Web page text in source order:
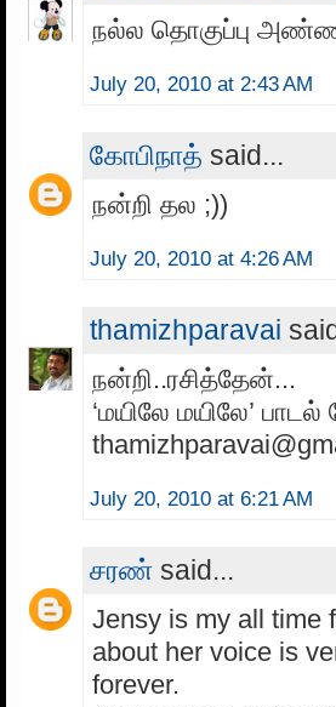
நல்ல தொகுப்பு
July 20, 2010 at 2:43 AM
கோபிநாத் said...
நன்றி தல ;))
July 20, 2010 at 4:26 AM
thamizhparavai
நன்றி..ரசித்தேன்...
‘மயிலே மயிலே’
July 20, 2010 at 6:21 AM
சரண் said...
Jensy is my all time
about her voice is
forever.